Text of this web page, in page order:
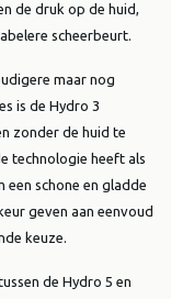
de druk op de huid,
scheerbeurt.
maar nog
is de Hydro 3
zonder de huid te
technologie heeft als
een schone en gladde
geven aan eenvoud
keuze.
de Hydro 5 en